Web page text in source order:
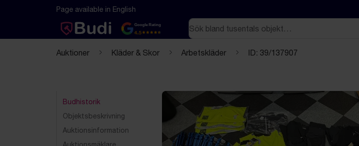
Hoppa till innehåll
Textbaserad (markdown) version av denna sida
Page available in English
Google Rating
4.5
Sök
Auktioner Kläder & Skor Arbetskläder ID: 39/137907
Budhistorik
Objektsbeskrivning
Auktionsinformation